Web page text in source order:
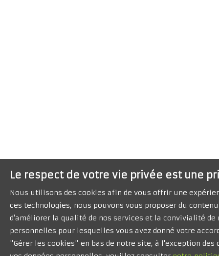
Le respect de votre vie privée est une
Nous utilisons des cookies afin de vous offrir une
ces technologies, nous pouvons vous proposer du
d'améliorer la qualité de nos services et la convivialité
personnelles pour lesquelles vous avez donné votre
"Gérer les cookies" en bas de notre site, à l'exception